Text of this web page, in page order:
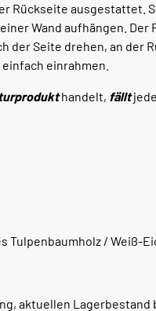
Rückseite ausgestattet.
Wand aufhängen. Der
der Seite drehen, an der
einrahmen.
handelt, fällt
Tulpenbaumholz / Weiß-
aktuellen Lagerbestand